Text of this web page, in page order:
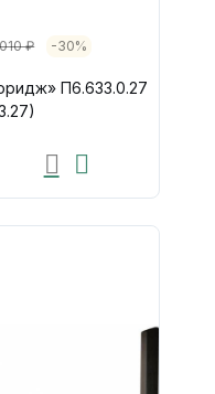
₽ -30%
П6.633.0.27